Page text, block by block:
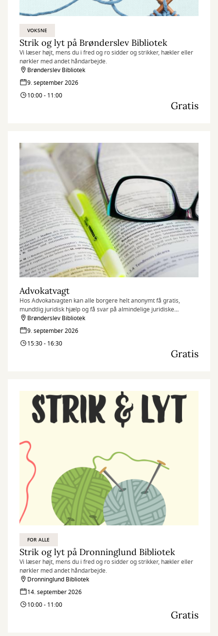
VOKSNE
Strik og lyt på Brønderslev Bibliotek
Vi læser højt, mens du i fred og ro sidder og strikker, hækler eller
nørkler med andet håndarbejde.
Brønderslev Bibliotek
9. september 2026
10:00 - 11:00
Gratis
Advokatvagt
Hos Advokatvagten kan alle borgere helt anonymt få gratis,
mundtlig juridisk hjælp og få svar på almindelige juridiske
spørgsmål i forbindelse med bl.a. skilsmisse, forældremyndighed,
fast ejendom, leje af bolig, arveforhold og erstatning.
Brønderslev Bibliotek
9. september 2026
15:30 - 16:30
Gratis
FOR ALLE
Strik og lyt på Dronninglund Bibliotek
Vi læser højt, mens du i fred og ro sidder og strikker, hækler eller
nørkler med andet håndarbejde.
Dronninglund Bibliotek
14. september 2026
10:00 - 11:00
Gratis